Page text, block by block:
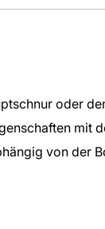
oder
mit
von der